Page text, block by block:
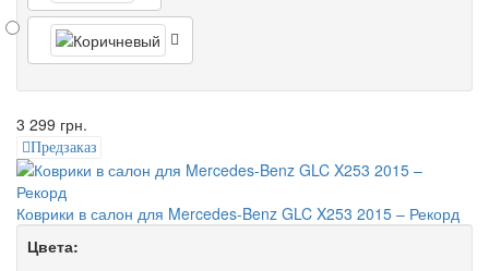
3 299 грн.
Предзаказ
Коврики в салон для Mercedes-Benz GLC X253 2015 – Рекорд
Цвета: